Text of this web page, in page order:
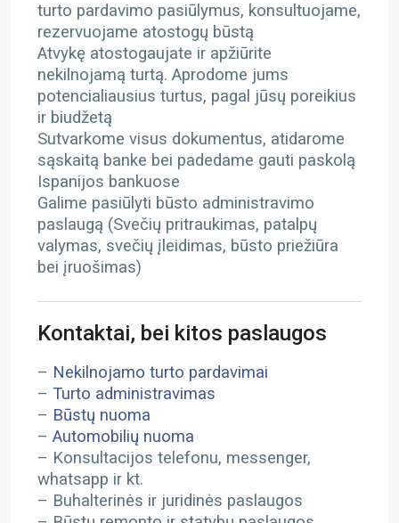
turto pardavimo pasiūlymus, konsultuojame,
rezervuojame atostogų būstą
Atvykę atostogaujate ir apžiūrite
nekilnojamą turtą. Aprodome jums
potencialiausius turtus, pagal jūsų poreikius
ir biudžetą
Sutvarkome visus dokumentus, atidarome
sąskaitą banke bei padedame gauti paskolą
Ispanijos bankuose
Galime pasiūlyti būsto administravimo
paslaugą (Svečių pritraukimas, patalpų
valymas, svečių įleidimas, būsto priežiūra
bei įruošimas)
Kontaktai, bei kitos paslaugos
– Nekilnojamo turto pardavimai
– Turto administravimas
– Būstų nuoma
– Automobilių nuoma
– Konsultacijos telefonu, messenger,
whatsapp ir kt.
– Buhalterinės ir juridinės paslaugos